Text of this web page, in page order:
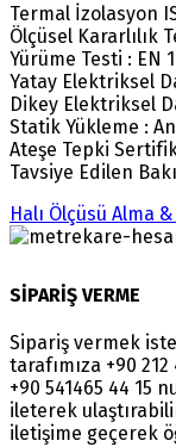
Termal İzolasyon
Ölçüsel Kararlılık
Yürüme Testi : EN
Yatay Elektriksel
Dikey Elektriksel
Statik Yükleme :
Ateşe Tepki
Tavsiye Edilen
Halı Ölçüsü Alma
SİPARİŞ VERME
Sipariş vermek
tarafımıza +90
+90 541465 44 15
ileterek
iletişime geçerek